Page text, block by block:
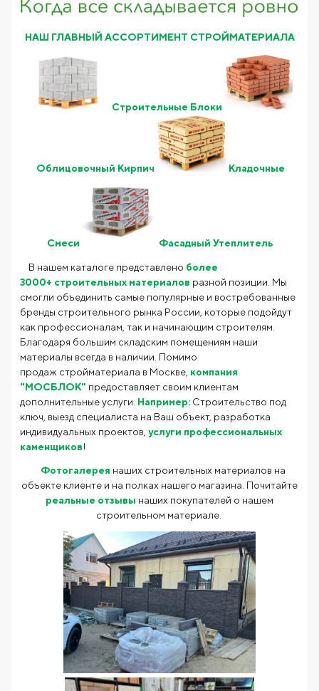
НАШ ГЛАВНЫЙ АССОРТИМЕНТ СТРОЙМАТЕРИАЛА
Строительные Блоки
Облицовочный Кирпич Кладочные
Смеси Фасадный Утеплитель
В нашем каталоге представлено более
3000+ строительных материалов разной позиции. Мы
смогли объединить самые популярные и востребованные
бренды строительного рынка России, которые подойдут
как профессионалам, так и начинающим строителям.
Благодаря большим складским помещениям наши
материалы всегда в наличии. Помимо
продаж стройматериала в Москве, компания
"МОСБЛОК" предоставляет своим клиентам
дополнительные услуги. Например: Строительство под
ключ, выезд специалиста на Ваш объект, разработка
индивидуальных проектов, услуги профессиональных
каменщиков!
Фотогалерея наших строительных материалов на
объекте клиенте и на полках нашего магазина. Почитайте
реальные отзывы наших покупателей о нашем
строительном материале.